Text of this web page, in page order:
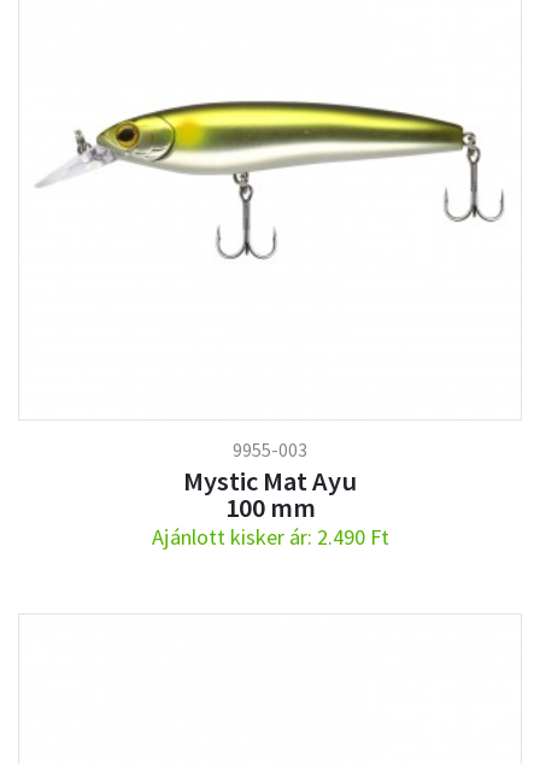
9955-003
Mystic Mat Ayu
100 mm
Ajánlott kisker ár: 2.490 Ft